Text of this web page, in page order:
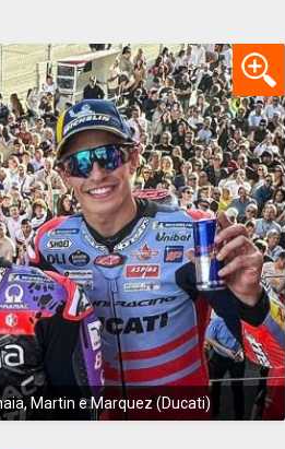
Martin e Marquez (Ducati)